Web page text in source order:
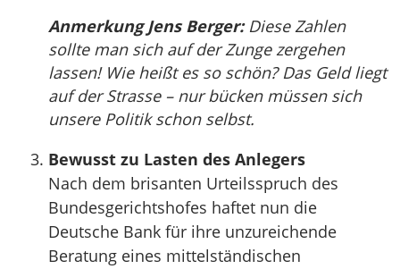
Anmerkung Jens Berger:Diese Zahlen
sollte man sich auf der Zunge zergehen
lassen! Wie heißt es so schön? Das Geld liegt
auf der Strasse – nur bücken müssen sich
unsere Politik schon selbst.
Bewusst zu Lasten des Anlegers
Nach dem brisanten Urteilsspruch des
Bundesgerichtshofes haftet nun die
Deutsche Bank für ihre unzureichende
Beratung eines mittelständischen